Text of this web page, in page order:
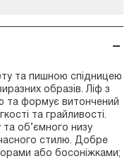
та пишною спідницею
образів. Ліф з
та формує витончений
та грайливості.
об’ємного низу
стилю. Добре
або босоніжками;